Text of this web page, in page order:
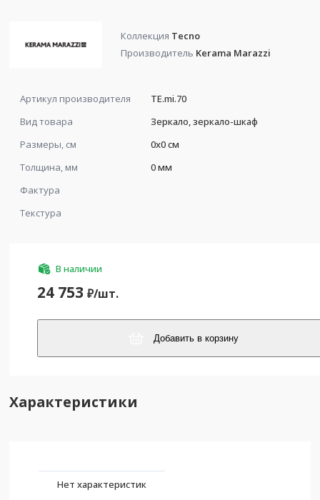
Коллекция Tecno
Производитель Kerama Marazzi
Артикул производителя
TE.mi.70
Вид товара
Зеркало, зеркало-шкаф
Размеры, см
0x0 см
Толщина, мм
0 мм
Фактура
Текстура
В наличии
24 753 ₽/шт.
Добавить в корзину
Характеристики
Нет характеристик